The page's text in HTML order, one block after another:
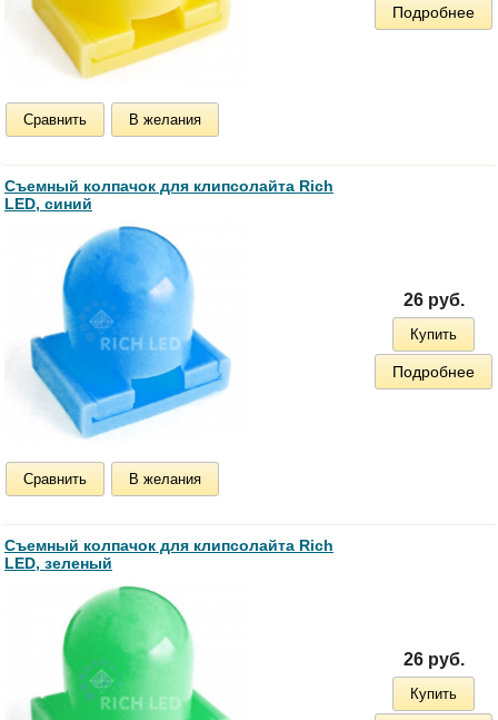
Сравнить В желания
Подробнее
Съемный колпачок для клипсолайта Rich
LED, синий
Сравнить В желания
26 руб.
Купить
Подробнее
Съемный колпачок для клипсолайта Rich
LED, зеленый
26 руб.
Купить